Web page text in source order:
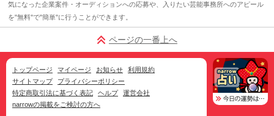
気になった企業案件・オーディションへの応募や、入りたい芸能事務所へのアピール
を"無料"で"簡単"に行うことができます。
ページの一番上へ
トップページ マイページ お知らせ
利用規約
サイトマップ
プライバシーポリシー
特定商取引法に基づく表記
ヘルプ
運営会社
narrowの掲載をご検討の方へ